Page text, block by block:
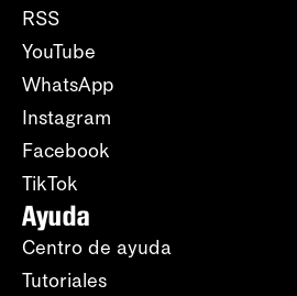
RSS
YouTube
WhatsApp
Instagram
Facebook
TikTok
Ayuda
Centro de ayuda
Tutoriales